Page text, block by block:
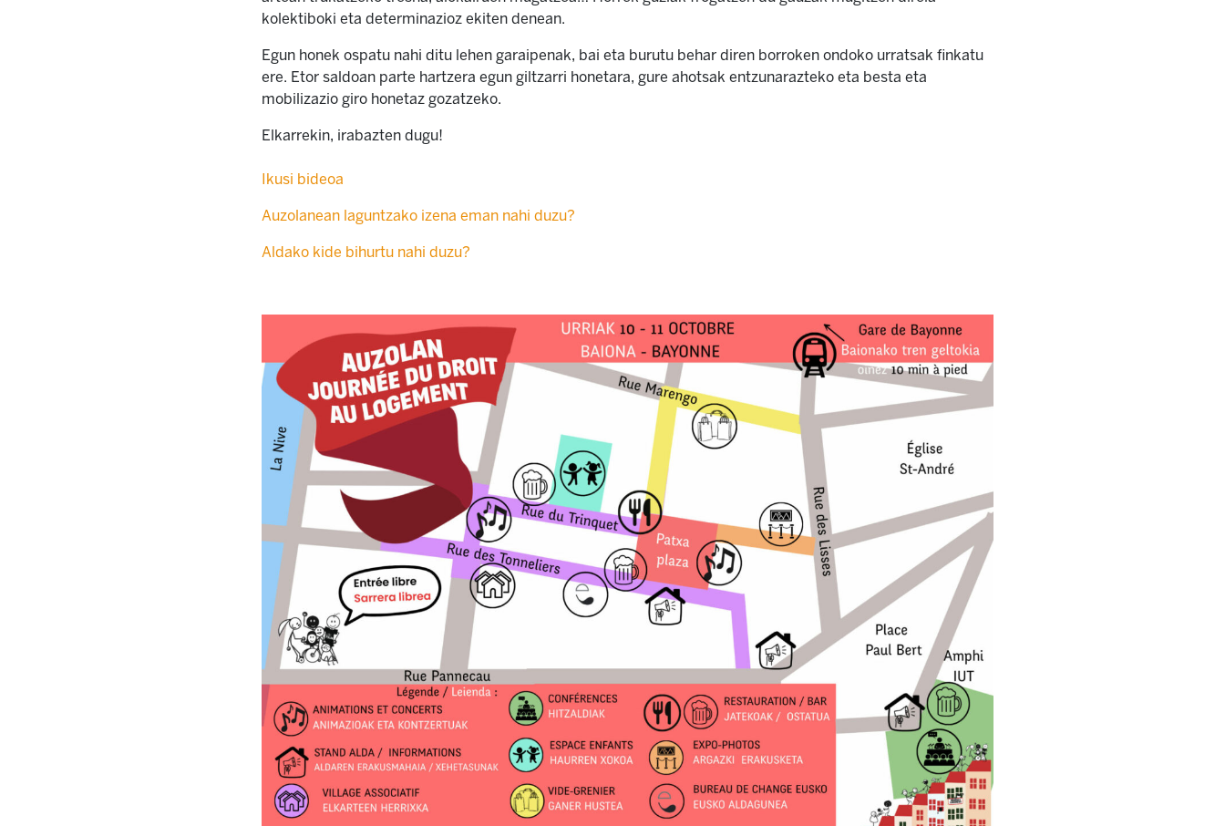
kolektiboki eta determinazioz ekiten denean.
Egun honek ospatu nahi ditu lehen garaipenak, bai eta burutu behar diren borroken ondoko urratsak finkatu
ere. Etor saldoan parte hartzera egun giltzarri honetara, gure ahotsak entzunarazteko eta besta eta
mobilizazio giro honetaz gozatzeko.
Elkarrekin, irabazten dugu!
Ikusi bideoa
Auzolanean laguntzako izena eman nahi duzu?
Aldako kide bihurtu nahi duzu?